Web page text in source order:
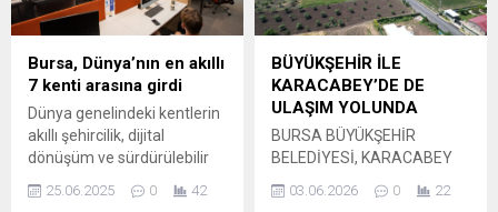
sırasında Osmangazi
Belediye Başkanı Erkan
Aydın yer aldı. Toplam 60
vaadi bulunan Erkan Aydın’ın
vaatlerini tamamlama oranı
yüzde 71,7 olarak açıklandı.
Aydın’ı, 98 vaadin yüzde
54,1’ini tamamlayan Nilüfer
Belediye...
bulunabiliyor. Toplu Konut
İdaresi Başkanlığı (TOKİ)
sosyal medya hesabından
yapılan duyuruda, yetkisiz
kişilere ödeme yapılmaması
gerektiği vurgulandı.
TOKİ’nin şahsi IBAN talep
etmediği...
Bursa, Dünya’nın en akıllı
7 kenti arasına girdi
Dünya genelindeki kentlerin
akıllı şehircilik, dijital
dönüşüm ve sürdürülebilir
performanslarını
25.06.2025 0 42
BÜYÜKŞEHİR İLE
KARACABEY’DE DE
ULAŞIM YOLUNDA
BURSA BÜYÜKŞEHİR
BELEDİYESİ, KARACABEY
ESKİKARAAĞAÇ
03.06.2026 0 22